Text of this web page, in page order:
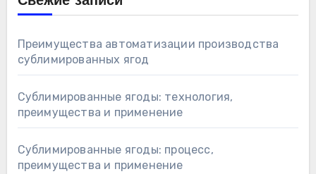
Преимущества автоматизации производства
сублимированных ягод
Сублимированные ягоды: технология,
преимущества и применение
Сублимированные ягоды: процесс,
преимущества и применение